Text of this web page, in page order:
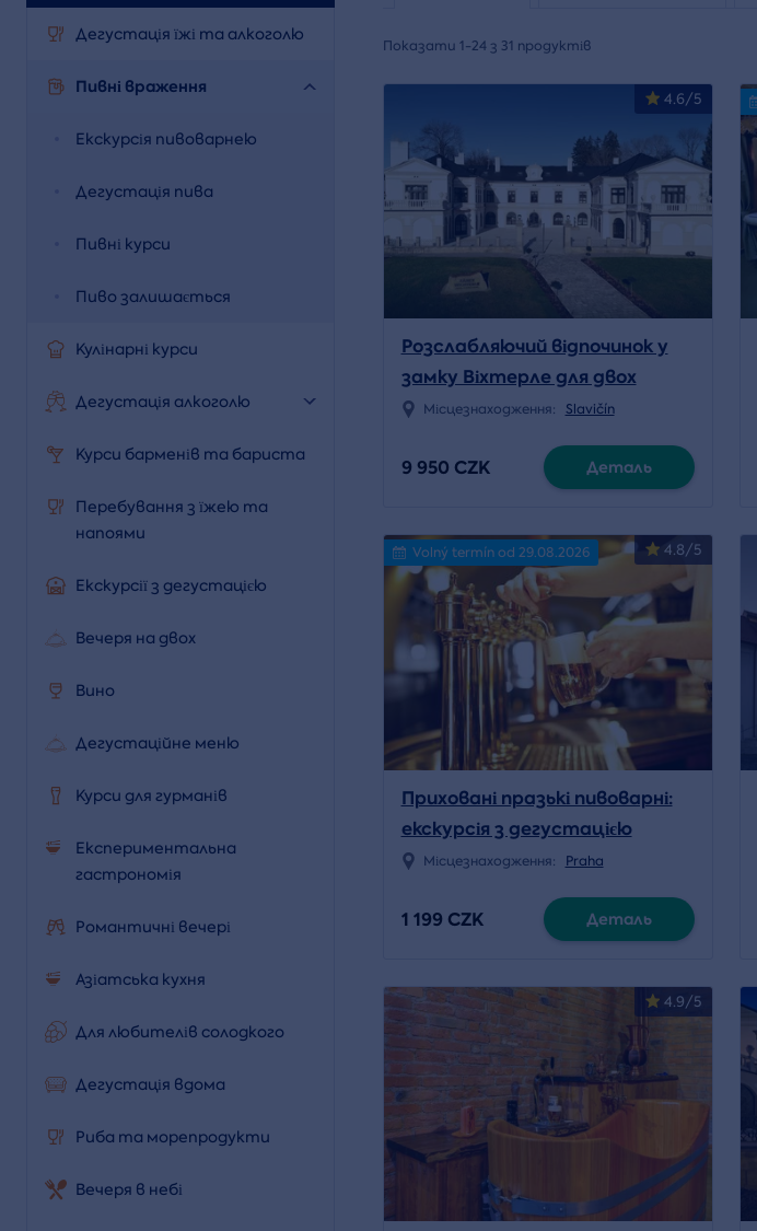
Дегустація їжі та алкоголю
Пивні враження
Екскурсія пивоварнею
Дегустація пива
Пивні курси
Пиво залишається
Кулінарні курси
Дегустація алкоголю
Курси барменів та бариста
Перебування з їжею та
напоями
Екскурсії з дегустацією
Вечеря на двох
Вино
Дегустаційне меню
Курси для гурманів
Експериментальна
гастрономія
Романтичні вечері
Азіатська кухня
Для любителів солодкого
Дегустація вдома
Риба та морепродукти
Вечеря в небі
Показати 1-24 з 31 продуктів
4.6/5
Розслабляючий відпочинок у
замку Віхтерле для двох
Місцезнаходження: Slavičín
9 950 CZK Деталь
4.8/5
Volný termín od 29.08.2026
Приховані празькі пивоварні:
екскурсія з дегустацією
Місцезнаходження: Praha
1 199 CZK Деталь
4.9/5